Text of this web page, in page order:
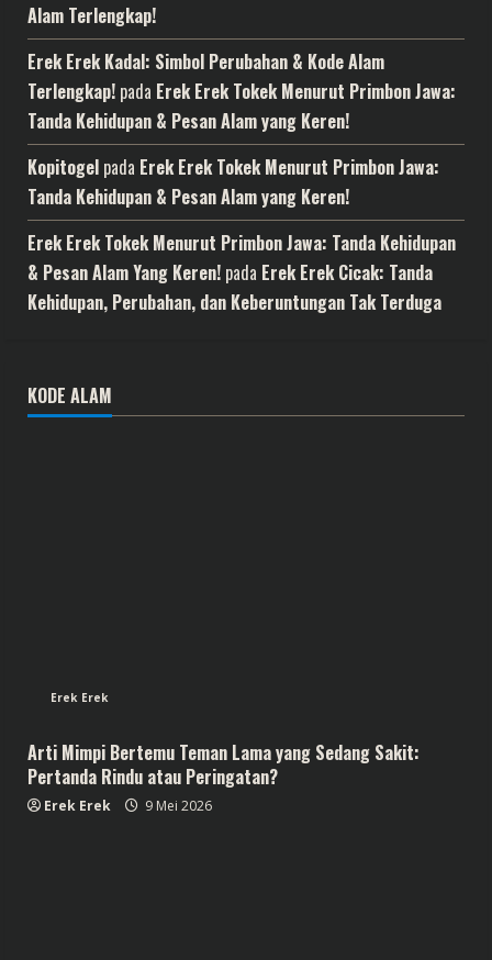
Alam Terlengkap!
Erek Erek Kadal: Simbol Perubahan & Kode Alam
Terlengkap! pada Erek Erek Tokek Menurut Primbon Jawa:
Tanda Kehidupan & Pesan Alam yang Keren!
Kopitogel pada Erek Erek Tokek Menurut Primbon Jawa:
Tanda Kehidupan & Pesan Alam yang Keren!
Erek Erek Tokek Menurut Primbon Jawa: Tanda Kehidupan
& Pesan Alam Yang Keren! pada Erek Erek Cicak: Tanda
Kehidupan, Perubahan, dan Keberuntungan Tak Terduga
KODE ALAM
Erek Erek
Arti Mimpi Bertemu Teman Lama yang Sedang Sakit:
Pertanda Rindu atau Peringatan?
Erek Erek 9 Mei 2026